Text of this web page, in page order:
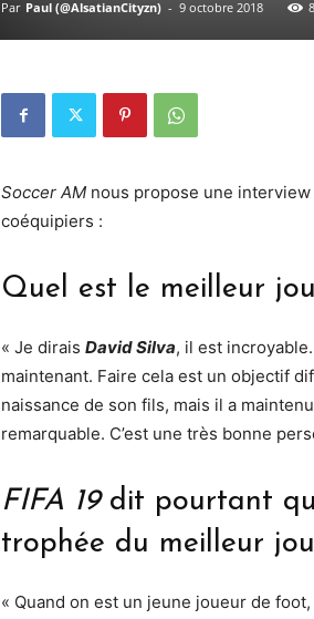
Par Paul (@AlsatianCityzn) - 9 octobre 2018
Soccer AM nous propose une interview
coéquipiers :
Quel est le meilleur
« Je dirais David Silva, il est
maintenant. Faire cela est un objectif
naissance de son fils, mais il a
remarquable. C’est une très bonne
FIFA 19dit pourtant
trophée du meilleur
« Quand on est un jeune joueur de